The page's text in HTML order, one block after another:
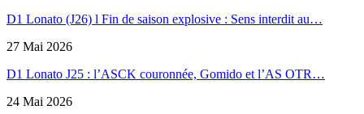
D1 Lonato (J26) l Fin de saison explosive : Sens interdit au…
27 Mai 2026
D1 Lonato J25 : l’ASCK couronnée, Gomido et l’AS OTR…
24 Mai 2026